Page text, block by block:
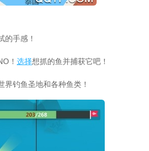
的手感！
！ 选择想抓的鱼并捕获它吧！
界钓鱼圣地和各种鱼类！